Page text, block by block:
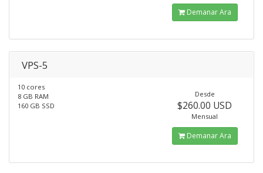
Demanar Ara
VPS-5
10 cores
8 GB RAM
160 GB SSD
Desde
$260.00 USD
Mensual
Demanar Ara